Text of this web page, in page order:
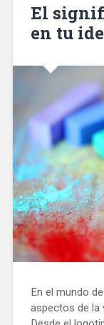
El
en tu
En el mundo
aspectos de la